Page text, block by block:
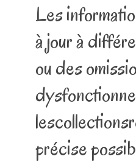
Les
à jour à
ou des
précise